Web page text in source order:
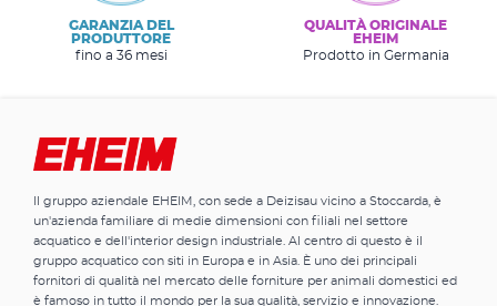
GARANZIA DEL
PRODUTTORE
fino a 36 mesi
QUALITÀ ORIGINALE
EHEIM
Prodotto in Germania
Il gruppo aziendale EHEIM, con sede a Deizisau vicino a Stoccarda, è
un'azienda familiare di medie dimensioni con filiali nel settore
acquatico e dell'interior design industriale. Al centro di questo è il
gruppo acquatico con siti in Europa e in Asia. È uno dei principali
fornitori di qualità nel mercato delle forniture per animali domestici ed
è famoso in tutto il mondo per la sua qualità, servizio e innovazione.